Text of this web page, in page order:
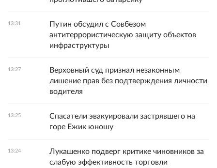
13:31
Путин обсудил с Совбезом
антитеррористическую защиту объектов
инфраструктуры
13:27
Верховный суд признал незаконным
лишение прав без подтверждения личности
водителя
13:25
Спасатели эвакуировали застрявшего на
горе Ежик юношу
13:24
Лукашенко подверг критике чиновников за
слабую эффективность торговли